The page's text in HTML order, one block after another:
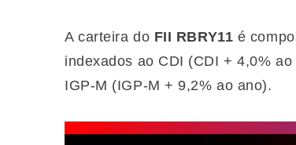
A carteira do FII RBRY11 é
indexados ao CDI (CDI + 4,0%
IGP-M (IGP-M + 9,2% ao ano).